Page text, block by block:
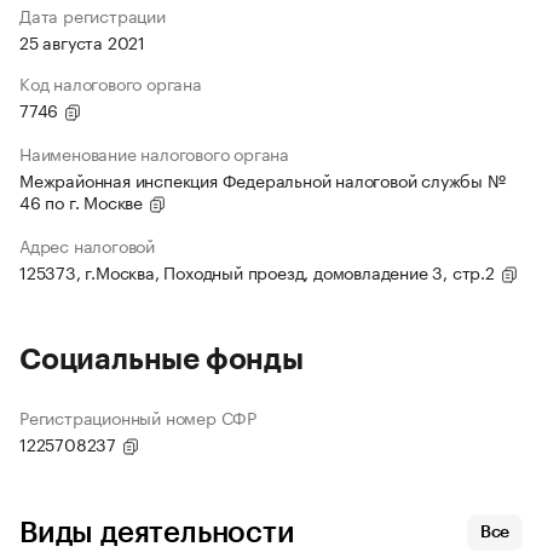
Дата регистрации
25 августа 2021
Код налогового органа
7746
Наименование налогового органа
Межрайонная инспекция Федеральной налоговой службы №
46 по г. Москве
Адрес налоговой
125373, г.Москва, Походный проезд, домовладение 3, стр.2
Социальные фонды
Регистрационный номер СФР
1225708237
Виды деятельности Все